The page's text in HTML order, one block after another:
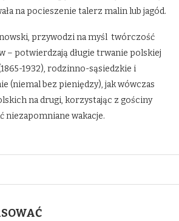
na pocieszenie talerz malin lub jagód.
przywodzi na myśl twórczość
– potwierdzają długie trwanie polskiej
1932), rodzinno-sąsiedzkie i
(niemal bez pieniędzy), jak wówczas
na drugi, korzystając z gościny
niezapomniane wakacje.